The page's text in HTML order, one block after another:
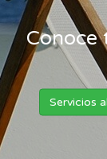
Conoce
Servicios